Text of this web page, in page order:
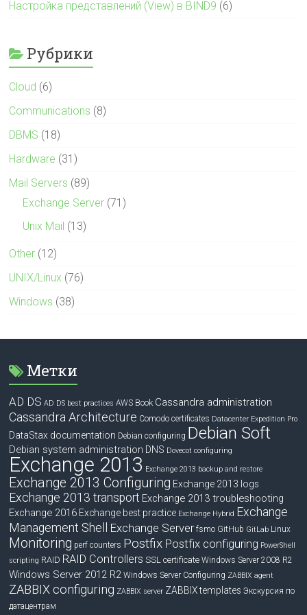
Настройка представлений (View) в BIND9 (6)
Рубрики
Cloud (6)
Communications (8)
DBMS (18)
Hardware (31)
Mail Servers (89)
Exchange Server (71)
Unix Mail (13)
Other (12)
UNIX/Linux (76)
Windows (38)
Метки
AD DS AD DS best practices AWS Book Cassandra administration
Cassandra Architecture Comodo certificates Datacenter Expedition Pro
DataStax documentation Debian configuring Debian Soft
Debian system administration DNS Dovecot configuring
Exchange 2013 Exchange 2013 backup and restore
Exchange 2013 Configuring Exchange 2013 logs
Exchange 2013 transport Exchange 2013 troubleshooting
Exchange 2016 Exchange best practice Exchange Hybrid Exchange
Management Shell
Exchange Server fsmo GitHub GitLab Linux
Monitoring perf counters Postfix Postfix configuring PowerShell
scripting RAID RAID Controllers SSL certificate Windows Server 2008 R2
Windows Server 2012 R2 Windows Server Configuring ZABBIX agent
ZABBIX configuring ZABBIX server ZABBIX templates Экскурсия по
датацентрам